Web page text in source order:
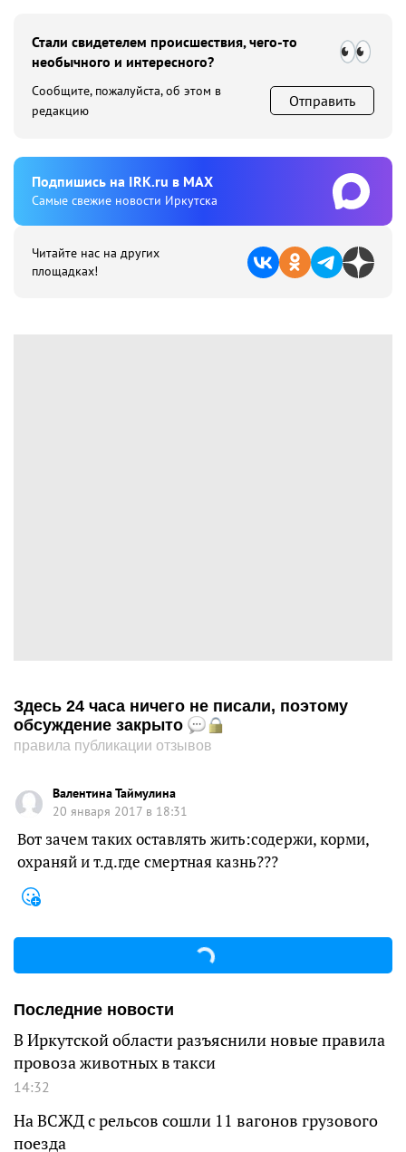
Стали свидетелем происшествия, чего-то
необычного и интересного?
Сообщите, пожалуйста, об этом в
редакцию
Отправить
Подпишиcь на IRK.ru в MAX
Cамые свежие новости Иркутска
Читайте нас на других
площадках!
Здесь 24 часа ничего не писали, поэтому
обсуждение закрыто
правила публикации отзывов
Валентина Таймулина
20 января 2017 в 18:31
Вот зачем таких оставлять жить:содержи, корми,
охраняй и т.д.где смертная казнь???
Последние новости
В Иркутской области разъяснили новые правила
провоза животных в такси
14:32
На ВСЖД с рельсов сошли 11 вагонов грузового
поезда